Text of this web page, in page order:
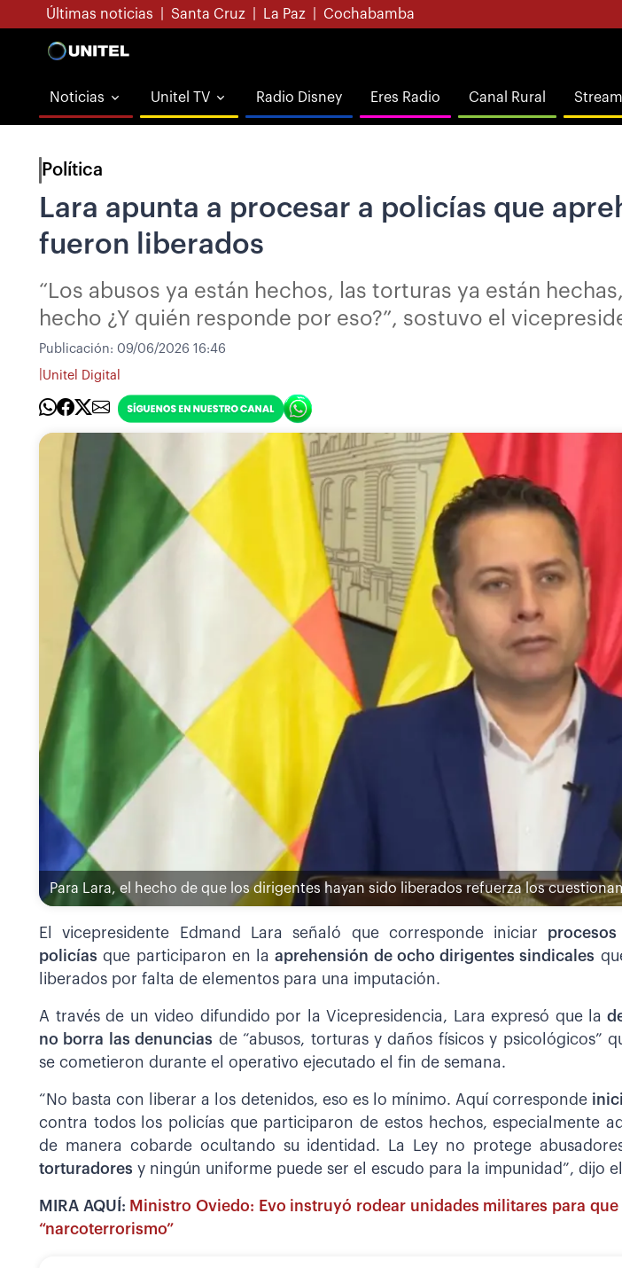
Últimas noticias Santa Cruz La Paz Cochabamba
Noticias Unitel TV Radio Disney Eres Radio Canal Rural
Política
Lara apunta a procesar a policías que
fueron liberados
“Los abusos ya están hechos, las torturas ya están
hecho ¿Y quién responde por eso?”, sostuvo el
Publicación: 09/06/2026 16:46
Unitel Digital
Para Lara, el hecho de que los dirigentes hayan sido liberados refuerza los
El vicepresidente Edmand Lara señaló que corresponde iniciar
policías que participaron en laaprehensión de ocho dirigentes sindicales
liberados por falta de elementos para una imputación.
A través de un video difundido por la Vicepresidencia, Lara expresó que la
no borra las denuncias de “abusos, torturas y daños físicos y psicológicos”
se cometieron durante el operativo ejecutado el fin de semana.
“No basta con liberar a los detenidos, eso es lo mínimo. Aquí corresponde
contra todos los policías que participaron de estos hechos, especialmente
de manera cobarde ocultando su identidad. La Ley no protege
torturadores y ningún uniforme puede ser el escudo para la impunidad”, dijo el
MIRA AQUÍ: Ministro Oviedo: Evo instruyó rodear unidades militares para que
“narcoterrorismo”